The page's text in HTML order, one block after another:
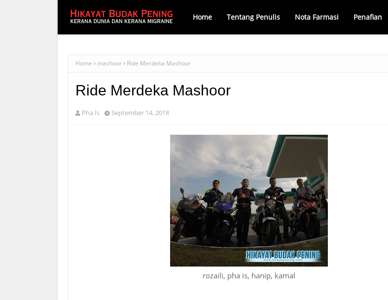
Home Tentang Penulis Nota Farmasi Penafian
Home mashoor Ride Merdeka Mashoor
Ride Merdeka Mashoor
Pha Is September 14, 2018
rozaili, pha is, hanip, kamal